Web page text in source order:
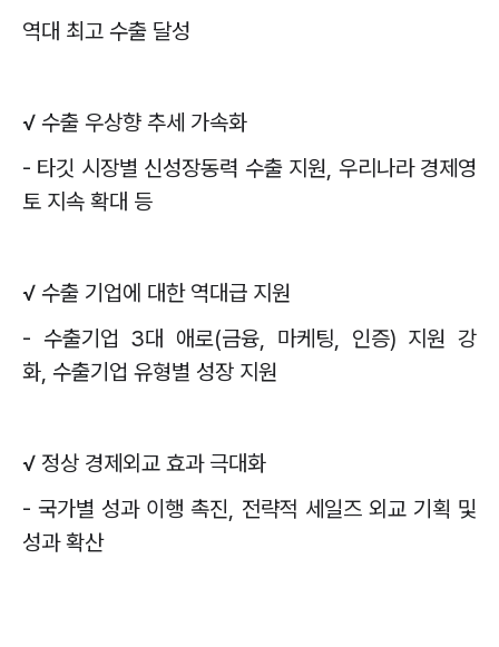
역대 최고 수출 달성
√ 수출 우상향 추세 가속화
- 타깃 시장별 신성장동력 수출 지원, 우리나라 경제영
토 지속 확대 등
√ 수출 기업에 대한 역대급 지원
- 수출기업 3대 애로(금융, 마케팅, 인증) 지원 강
화, 수출기업 유형별 성장 지원
√ 정상 경제외교 효과 극대화
- 국가별 성과 이행 촉진, 전략적 세일즈 외교 기획 및
성과 확산